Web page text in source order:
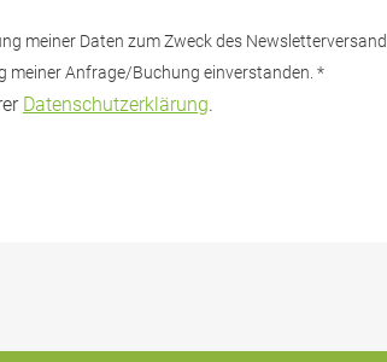
meiner Daten zum Zweck des
meiner Anfrage/Buchung einverstanden. *
Datenschutzerklärung.